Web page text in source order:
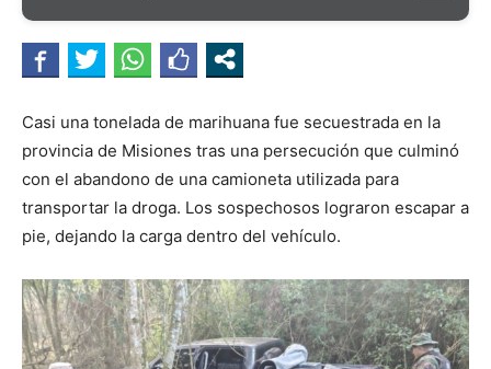
Casi una tonelada de marihuana fue secuestrada en la
provincia de Misiones tras una persecución que culminó
con el abandono de una camioneta utilizada para
transportar la droga. Los sospechosos lograron escapar a
pie, dejando la carga dentro del vehículo.